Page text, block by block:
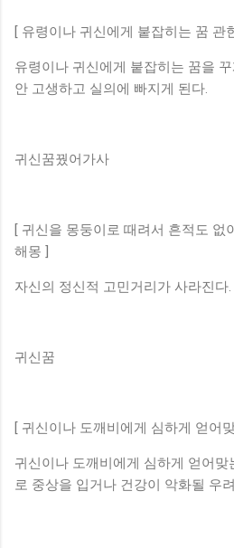
[ 유령이나 귀신에게 붙잡히는 꿈 관
유령이나 귀신에게 붙잡히는 꿈을
안 고생하고 실의에 빠지게 된다.
귀신꿈꿨어가사
[ 귀신을 몽둥이로 때려서 흔적도 없
해몽 ]
자신의 정신적 고민거리가 사라진다.
귀신꿈
[ 귀신이나 도깨비에게 심하게 얻어
귀신이나 도깨비에게 심하게 얻어
로 중상을 입거나 건강이 악화될 우